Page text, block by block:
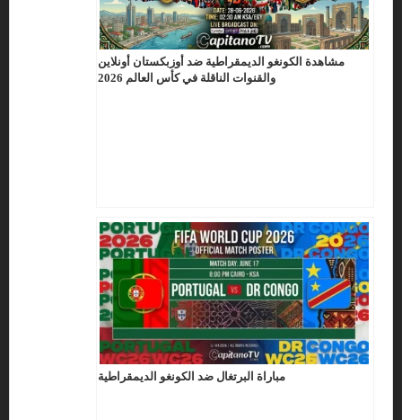
مشاهدة الكونغو الديمقراطية ضد أوزبكستان أونلاين
والقنوات الناقلة في كأس العالم 2026
مباراة البرتغال ضد الكونغو الديمقراطية